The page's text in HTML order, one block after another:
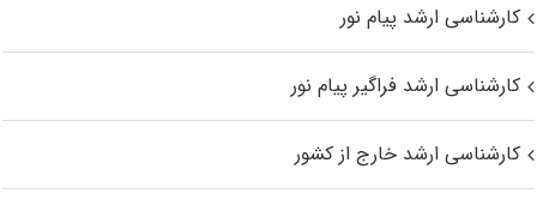
کارشناسی ارشد پیام نور
کارشناسی ارشد فراگیر پیام نور
کارشناسی ارشد خارج از کشور